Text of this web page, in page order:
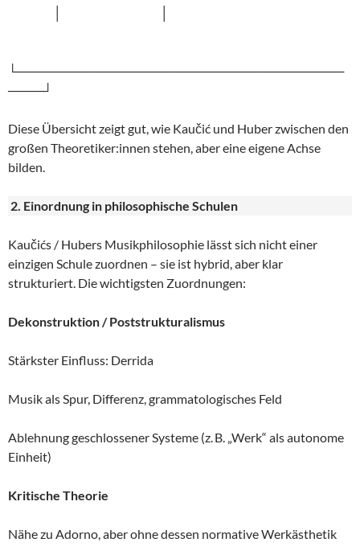
└─────────────────────────────────────
────┘
Diese Übersicht zeigt gut, wie Kaučić und Huber zwischen den
großen Theoretiker:innen stehen, aber eine eigene Achse
bilden.
2. Einordnung in philosophische Schulen
Kaučićs / Hubers Musikphilosophie lässt sich nicht einer
einzigen Schule zuordnen – sie ist hybrid, aber klar
strukturiert. Die wichtigsten Zuordnungen:
Dekonstruktion / Poststrukturalismus
Stärkster Einfluss: Derrida
Musik als Spur, Differenz, grammatologisches Feld
Ablehnung geschlossener Systeme (z. B. „Werk“ als autonome
Einheit)
Kritische Theorie
Nähe zu Adorno, aber ohne dessen normative Werkästhetik